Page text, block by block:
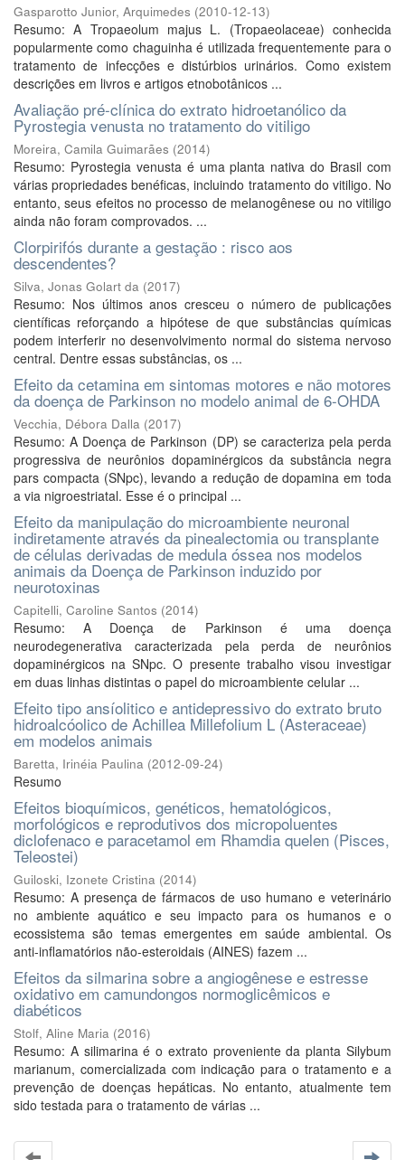
Gasparotto Junior, Arquimedes (2010-12-13)
Resumo: A Tropaeolum majus L. (Tropaeolaceae) conhecida
popularmente como chaguinha é utilizada frequentemente para o
tratamento de infecções e distúrbios urinários. Como existem
descrições em livros e artigos etnobotânicos ...
Avaliação pré-clínica do extrato hidroetanólico da
Pyrostegia venusta no tratamento do vitiligo
Moreira, Camila Guimarães (2014)
Resumo: Pyrostegia venusta é uma planta nativa do Brasil com
várias propriedades benéficas, incluindo tratamento do vitiligo. No
entanto, seus efeitos no processo de melanogênese ou no vitiligo
ainda não foram comprovados. ...
Clorpirifós durante a gestação : risco aos
descendentes?
Silva, Jonas Golart da (2017)
Resumo: Nos últimos anos cresceu o número de publicações
científicas reforçando a hipótese de que substâncias químicas
podem interferir no desenvolvimento normal do sistema nervoso
central. Dentre essas substâncias, os ...
Efeito da cetamina em sintomas motores e não motores
da doença de Parkinson no modelo animal de 6-OHDA
Vecchia, Débora Dalla (2017)
Resumo: A Doença de Parkinson (DP) se caracteriza pela perda
progressiva de neurônios dopaminérgicos da substância negra
pars compacta (SNpc), levando a redução de dopamina em toda
a via nigroestriatal. Esse é o principal ...
Efeito da manipulação do microambiente neuronal
indiretamente através da pinealectomia ou transplante
de células derivadas de medula óssea nos modelos
animais da Doença de Parkinson induzido por
neurotoxinas
Capitelli, Caroline Santos (2014)
Resumo: A Doença de Parkinson é uma doença
neurodegenerativa caracterizada pela perda de neurônios
dopaminérgicos na SNpc. O presente trabalho visou investigar
em duas linhas distintas o papel do microambiente celular ...
Efeito tipo ansíolitico e antidepressivo do extrato bruto
hidroalcóolico de Achillea Millefolium L (Asteraceae)
em modelos animais
Baretta, Irinéia Paulina (2012-09-24)
Resumo
Efeitos bioquímicos, genéticos, hematológicos,
morfológicos e reprodutivos dos micropoluentes
diclofenaco e paracetamol em Rhamdia quelen (Pisces,
Teleostei)
Guiloski, Izonete Cristina (2014)
Resumo: A presença de fármacos de uso humano e veterinário
no ambiente aquático e seu impacto para os humanos e o
ecossistema são temas emergentes em saúde ambiental. Os
anti-inflamatórios não-esteroidais (AINES) fazem ...
Efeitos da silmarina sobre a angiogênese e estresse
oxidativo em camundongos normoglicêmicos e
diabéticos
Stolf, Aline Maria (2016)
Resumo: A silimarina é o extrato proveniente da planta Silybum
marianum, comercializada com indicação para o tratamento e a
prevenção de doenças hepáticas. No entanto, atualmente tem
sido testada para o tratamento de várias ...